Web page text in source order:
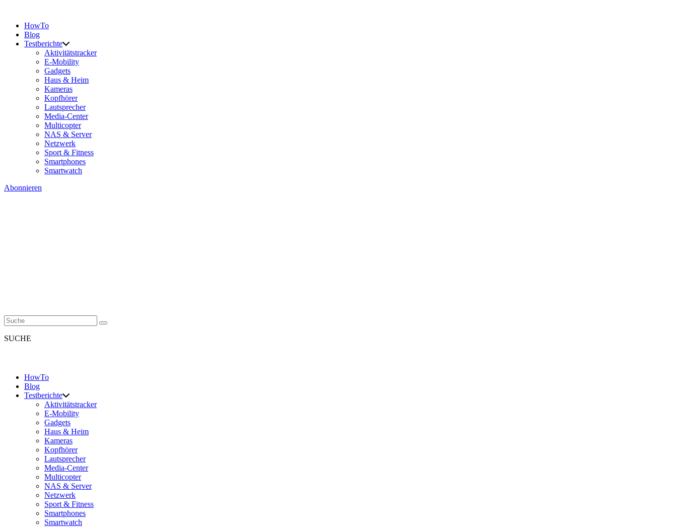
HowTo
Blog
Testberichte
Aktivitätstracker
E-Mobility
Gadgets
Haus & Heim
Kameras
Kopfhörer
Lautsprecher
Media-Center
Multicopter
NAS & Server
Netzwerk
Sport & Fitness
Smartphones
Smartwatch
Abonnieren
SUCHE
HowTo
Blog
Testberichte
Aktivitätstracker
E-Mobility
Gadgets
Haus & Heim
Kameras
Kopfhörer
Lautsprecher
Media-Center
Multicopter
NAS & Server
Netzwerk
Sport & Fitness
Smartphones
Smartwatch